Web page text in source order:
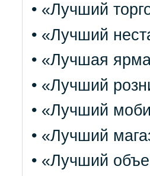
• «Лучший
• «Лучший
• «Лучшая
• «Лучший
• «Лучший
• «Лучший
• «Лучший